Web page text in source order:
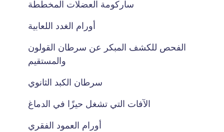
ساركومة العضلات المخططة
أورام الغدد اللعابية
الفحص للكشف المبكر عن سرطان القولون
والمستقيم
سرطان الكبد الثانوي
الآفات التي تشغل حيزًا في الدماغ
أورام العمود الفقري